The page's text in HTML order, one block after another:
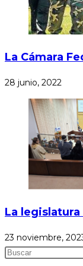
La Cámara
28 junio, 2022
La
23 noviembre,